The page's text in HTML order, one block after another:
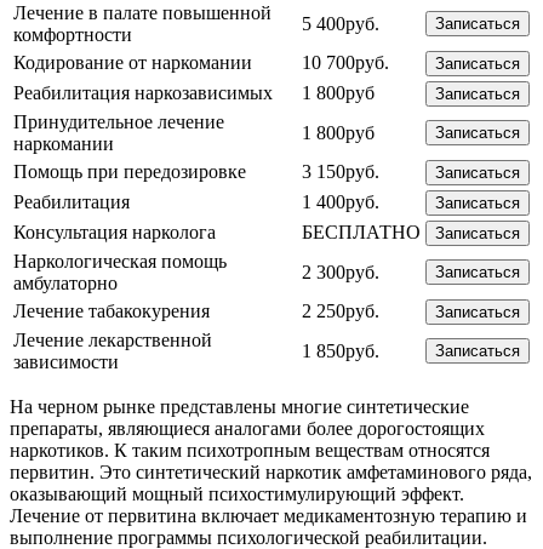
Лечение в палате повышенной
комфортности
5 400руб. Записаться
Кодирование от наркомании 10 700руб. Записаться
Реабилитация наркозависимых 1 800руб Записаться
Принудительное лечение
наркомании
1 800руб Записаться
Помощь при передозировке 3 150руб. Записаться
Реабилитация 1 400руб. Записаться
Консультация нарколога БЕСПЛАТНО Записаться
Наркологическая помощь
амбулаторно
2 300руб. Записаться
Лечение табакокурения 2 250руб. Записаться
Лечение лекарственной
зависимости
1 850руб. Записаться
На черном рынке представлены многие синтетические
препараты, являющиеся аналогами более дорогостоящих
наркотиков. К таким психотропным веществам относятся
первитин. Это синтетический наркотик амфетаминового ряда,
оказывающий мощный психостимулирующий эффект.
Лечение от первитина включает медикаментозную терапию и
выполнение программы психологической реабилитации.